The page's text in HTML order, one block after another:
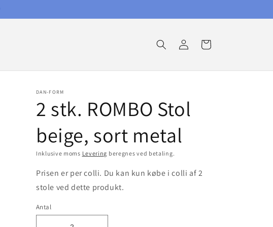
Log
ind
Indkøbskurv
DAN-FORM
2 stk. ROMBO Stol
beige, sort metal
Inklusive moms Levering beregnes ved betaling.
Prisen er per colli. Du kan kun købe i colli af 2
stole ved dette produkt.
Antal